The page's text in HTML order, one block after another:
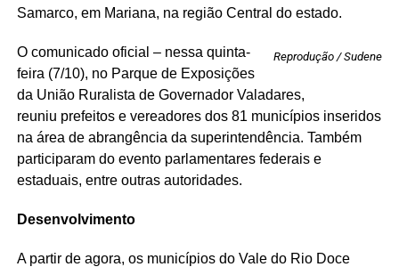
Samarco, em Mariana, na região Central do estado.
Reprodução / Sudene
O comunicado oficial – nessa quinta-
feira (7/10), no Parque de Exposições
da União Ruralista de Governador Valadares,
reuniu prefeitos e vereadores dos 81 municípios inseridos
na área de abrangência da superintendência. Também
participaram do evento parlamentares federais e
estaduais, entre outras autoridades.
Desenvolvimento
A partir de agora, os municípios do Vale do Rio Doce